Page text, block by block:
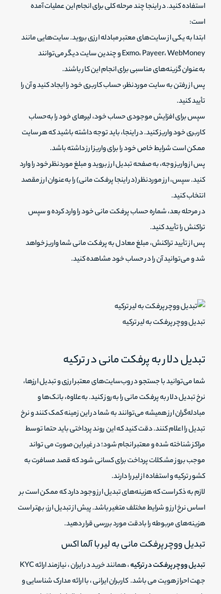
استفاده کنید. در اینجا چند مرحله کلی برای انجام این عملیات آمده
است:
ابتدا به یکی از سایت‌های معتبر مبادله ارزی بروید. سایت‌هایی مانند
Exmo، Payeer، WebMoney و چندین سایت دیگر می‌توانند
به‌عنوان گزینه‌های مناسبی برای انجام این کار باشند.
پس از رفتن به سایت موردنظر، حساب کاربری خود را ایجاد کنید و آن را
تأیید کنید.
سپس برای افزایش موجودی حساب خود، لیرهای خود را به‌حساب
کاربری خود واریز کنید. در اینجا، باید توجه داشته باشید که هر سایت
ممکن است شرایط خاص خود را برای واریز ارز داشته باشد.
پس از واریز وجه، به صفحه تبدیل ارز بروید و مبلغ موردنظر خود را وارد
کنید. سپس، ارز موردنظر (در اینجا پرفکت مانی) را به‌عنوان ارز مقصد
انتخاب کنید.
در مرحله بعد، شماره حساب پرفکت مانی خود را وارد کرده و سپس
تراکنش را تأیید کنید.
پس از تأیید تراکنش، مبلغ معادل به پرفکت مانی شما واریز خواهد
شد و می‌توانید آن را در حساب خود مشاهده کنید.
تبدیل ووچر پرفکت به لیر ترکیه
تبدیل دلار به پرفکت مانی در ترکیه
شما می‌توانید با جستجو در وب‌سایت‌های معتبر ارزی و تبدیل ارزها،
نرخ تبدیل دلار به پرفکت مانی را به‌روز کنید. به‌علاوه، بانک‌ها و
مبادله‌گران ارز همیشه می‌توانند به شما در این زمینه کمک کنند و نرخ
تبدیل را اعلام کنند. دقت کنید که این روند پرداختی باید حتما توسط
مراکز شناخته شده و معتبر انجام شود؛ در غیر این صورت می تواند
موجب بروز مشکلات پرداخت برای کسانی شود که قصد مسافرت به
کشور ترکیه و استفاده از لیر را دارند.
لازم به ذکر است که هزینه‌های تبدیل ارز وجود دارد که ممکن است بر
اساس نرخ ارز و شرایط مختلف متغیر باشد. پیش از تبدیل ارز، بهتر است
هزینه‌های مربوطه را بادقت مورد بررسی قرار دهید.
تبدیل ووچر پرفکت مانی به لیر با آلما اکس
تبدیل ووچر پرفکت در ترکیه
، همانند خرید در ایران ، نیازمند ارائه KYC
جهت احراز هویت می باشد. کاربران ایرانی ، با ارائه مدارک شناسایی و